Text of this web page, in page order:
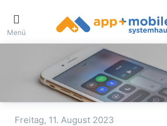
Menü
Freitag, 11. August 2023